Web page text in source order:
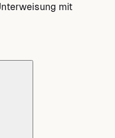
mit